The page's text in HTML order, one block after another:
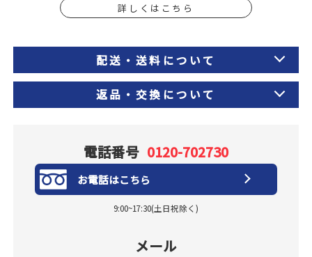
詳しくはこちら
配送・送料について
返品・交換について
電話番号 0120-702730
お電話はこちら
9:00~17:30(土日祝除く)
メール